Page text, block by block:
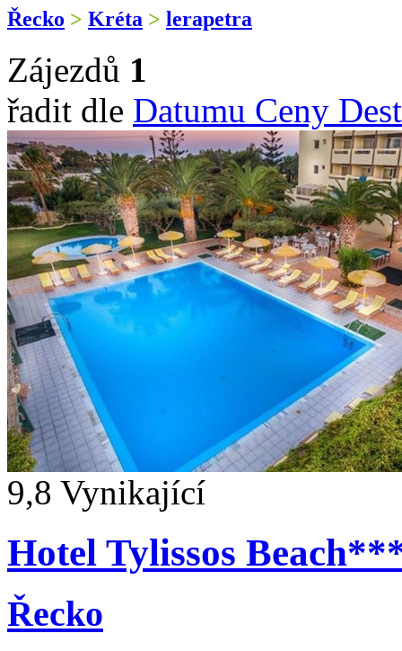
Řecko > Kréta > lerapetra
Zájezdů 1
řadit dle Datumu Ceny
9,8 Vynikající
Hotel Tylissos
Řecko